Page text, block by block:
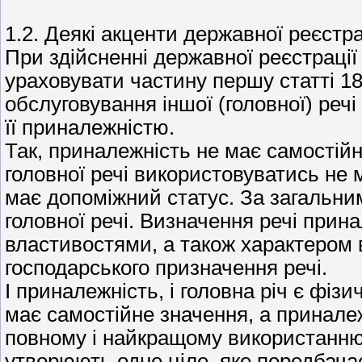
1.2. Деякі акценти державної
При здійсненні державної
ураховувати частину першу статті
обслуговування іншої (головної)
її приналежністю.
Так, приналежність не має
головної речі використовуватись
має допоміжний статус. За
головної речі. Визначення речі
властивостями, а також
господарського призначення речі.
І приналежність, і головна річ є
має самостійне значення, а
повному і найкращому